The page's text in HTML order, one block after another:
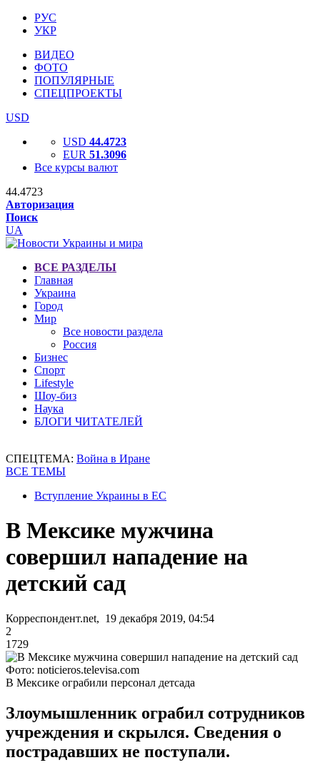
РУС
УКР
ВИДЕО
ФОТО
ПОПУЛЯРНЫЕ
СПЕЦПРОЕКТЫ
USD
USD 44.4723
EUR 51.3096
Все курсы валют
44.4723
Авторизация
Поиск
UA
ВСЕ РАЗДЕЛЫ
Главная
Украина
Город
Мир
Все новости раздела
Россия
Бизнес
Спорт
Lifestyle
Шоу-биз
Наука
БЛОГИ ЧИТАТЕЛЕЙ
СПЕЦТЕМА: Война в Иране
ВСЕ ТЕМЫ
Вступление Украины в ЕС
В Мексике мужчина
совершил нападение на
детский сад
Корреспондент.net, 19 декабря 2019, 04:54
2
1729
Фото: noticieros.televisa.com
В Мексике ограбили персонал детсада
Злоумышленник ограбил сотрудников
учреждения и скрылся. Сведения о
пострадавших не поступали.